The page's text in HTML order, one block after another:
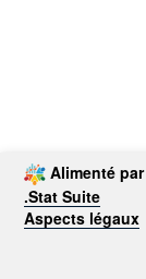
Alimenté
.Stat Suite
Aspects légaux